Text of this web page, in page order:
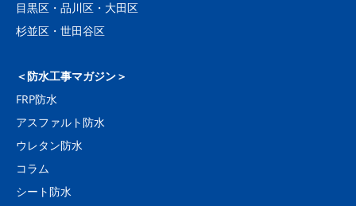
目黒区・品川区・大田区
杉並区・世田谷区
＜防水工事マガジン＞
FRP防水
アスファルト防水
ウレタン防水
コラム
シート防水